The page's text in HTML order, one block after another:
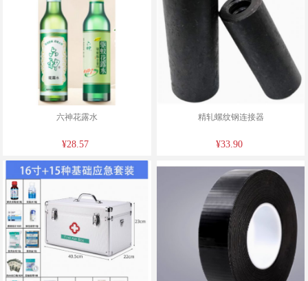
六神花露水
¥28.57
精轧螺纹钢连接器
¥33.90